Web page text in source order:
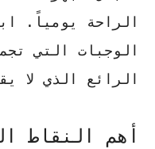
الراحة يومياً.
الوجبات التي
الرائع الذي لا
أهم النقاط